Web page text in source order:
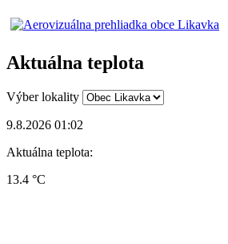
Aktuálna teplota
Výber lokality
9.8.2026 01:02
Aktuálna teplota:
13.4 °C